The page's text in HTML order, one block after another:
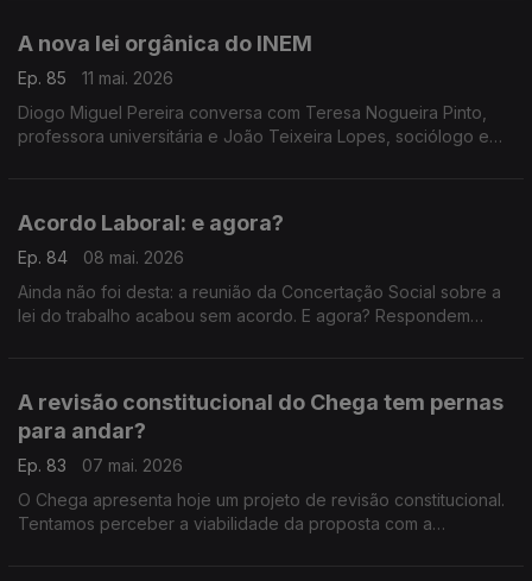
A nova lei orgânica do INEM
Ep. 85
11 mai. 2026
Diogo Miguel Pereira conversa com Teresa Nogueira Pinto,
professora universitária e João Teixeira Lopes, sociólogo e
Acordo Laboral: e agora?
Ep. 84
08 mai. 2026
Ainda não foi desta: a reunião da Concertação Social sobre a
lei do trabalho acabou sem acordo. E agora? Respondem
A revisão constitucional do Chega tem pernas
para andar?
Ep. 83
07 mai. 2026
O Chega apresenta hoje um projeto de revisão constitucional.
Tentamos perceber a viabilidade da proposta com a